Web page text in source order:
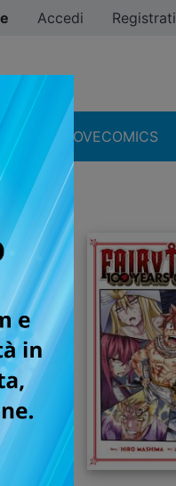
Accedi Registrati
#ILOVECOMICS